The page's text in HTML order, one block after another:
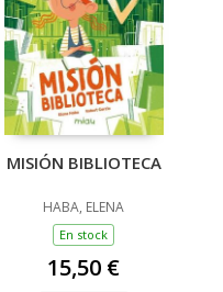
MISIÓN BIBLIOTECA
HABA, ELENA
En stock
15,50 €